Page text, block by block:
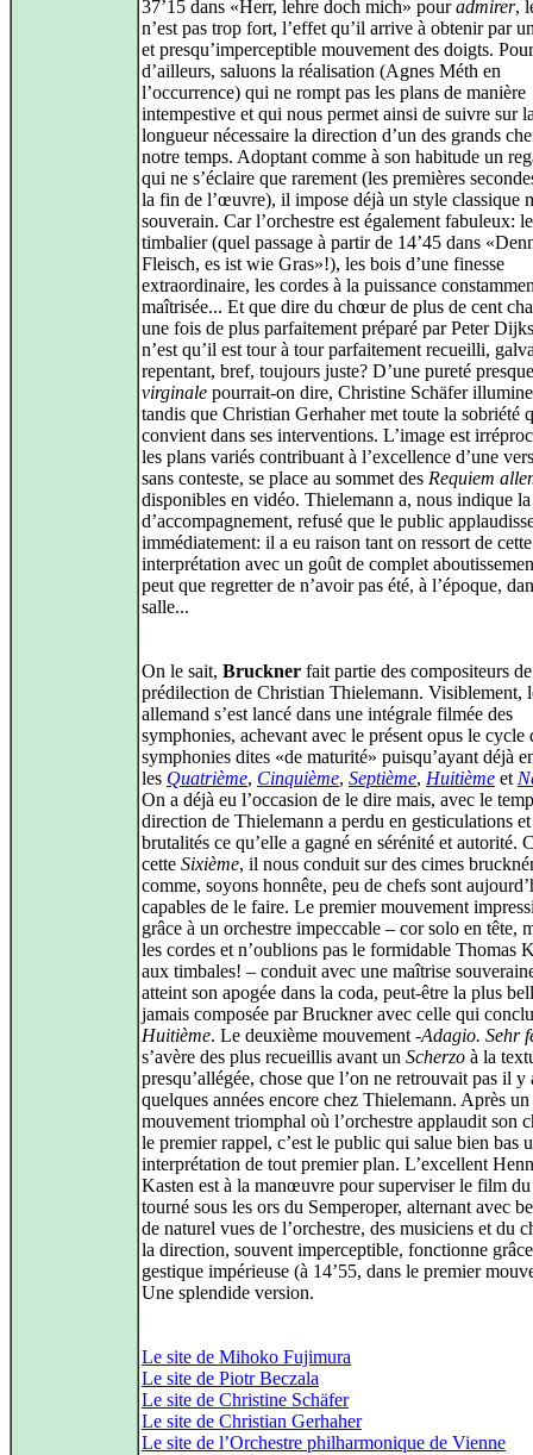
37’15 dans «Herr, lehre doch mich» pouradmirer,
n’est pas trop fort, l’effet qu’il arrive à obtenir par
et presqu’imperceptible mouvement des doigts.
d’ailleurs, saluons la réalisation (Agnes Méth en
l’occurrence) qui ne rompt pas les plans de manière
intempestive et qui nous permet ainsi de suivre sur
longueur nécessaire la direction d’un des grands
notre temps. Adoptant comme à son habitude un
qui ne s’éclaire que rarement (les premières
la fin de l’œuvre), il impose déjà un style classique
souverain. Car l’orchestre est également fabuleux: le
timbalier (quel passage à partir de 14’45 dans
Fleisch, es ist wie Gras»!), les bois d’une finesse
extraordinaire, les cordes à la puissance
maîtrisée... Et que dire du chœur de plus de cent
une fois de plus parfaitement préparé par Peter
n’est qu’il est tour à tour parfaitement recueilli,
repentant, bref, toujours juste? D’une pureté presque
virginale pourrait-on dire, Christine Schäfer
tandis que Christian Gerhaher met toute la sobriété
convient dans ses interventions. L’image est
les plans variés contribuant à l’excellence d’une
sans conteste, se place au sommet des Requiem
disponibles en vidéo. Thielemann a, nous indique
d’accompagnement, refusé que le public
immédiatement: il a eu raison tant on ressort de cette
interprétation avec un goût de complet
peut que regretter de n’avoir pas été, à l’époque,
salle...
On le sait, Bruckner fait partie des compositeurs de
prédilection de Christian Thielemann. Visiblement,
allemand s’est lancé dans une intégrale filmée des
symphonies, achevant avec le présent opus le cycle
symphonies dites «de maturité» puisqu’ayant déjà
les Quatrième, Cinquième, Septième, Huitième et
On a déjà eu l’occasion de le dire mais, avec le
direction de Thielemann a perdu en gesticulations et
brutalités ce qu’elle a gagné en sérénité et autorité.
cette Sixième, il nous conduit sur des cimes
comme, soyons honnête, peu de chefs sont
capables de le faire. Le premier mouvement
grâce à un orchestre impeccable – cor solo en tête,
les cordes et n’oublions pas le formidable Thomas
aux timbales! – conduit avec une maîtrise
atteint son apogée dans la coda, peut-être la plus
jamais composée par Bruckner avec celle qui
Huitième. Le deuxième mouvement -Adagio. Sehr
s’avère des plus recueillis avant un Scherzo à la
presqu’allégée, chose que l’on ne retrouvait pas il y
quelques années encore chez Thielemann. Après
mouvement triomphal où l’orchestre applaudit son
le premier rappel, c’est le public qui salue bien bas
interprétation de tout premier plan. L’excellent
Kasten est à la manœuvre pour superviser le film
tourné sous les ors du Semperoper, alternant avec
de naturel vues de l’orchestre, des musiciens et du
la direction, souvent imperceptible, fonctionne
gestique impérieuse (à 14’55, dans le premier
Une splendide version.
Le site de Mihoko Fujimura
Le site de Piotr Beczala
Le site de Christine Schäfer
Le site de Christian Gerhaher
Le site de l’Orchestre philharmonique de Vienne